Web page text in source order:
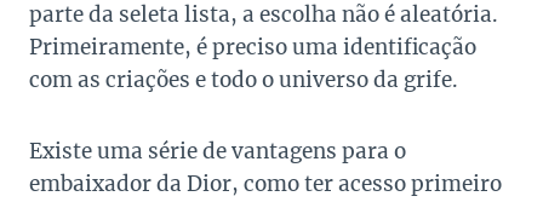
parte da seleta lista, a escolha não é aleatória.
Primeiramente, é preciso uma identificação
com as criações e todo o universo da grife.
Existe uma série de vantagens para o
embaixador da Dior, como ter acesso primeiro